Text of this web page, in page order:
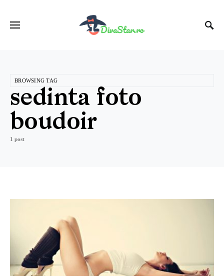
BROWSING TAG
sedinta foto
boudoir
1 post